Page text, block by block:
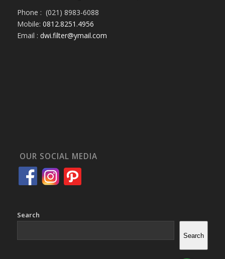
Phone : (021) 8983-6088
Mobile: 0812.8251.4956
Email : dwi.filter@ymail.com
OUR SOCIAL MEDIA
Search
Search